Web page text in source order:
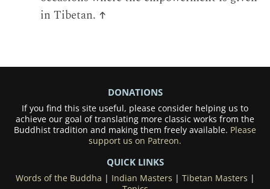
in Tibetan. ↑
DONATIONS
If you find this site useful, please consider helping us to
achieve our goal of translating more classic works from the
Buddhist tradition and making them freely available. Please
support us on Patreon.
QUICK LINKS
Words of the Buddha | Indian Masters | Tibetan Masters |